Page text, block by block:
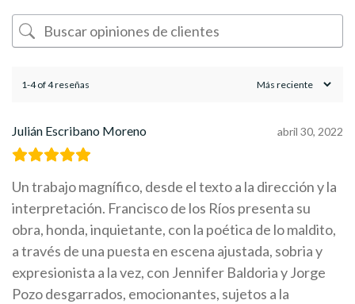
1-4 of 4 reseñas
Julián Escribano Moreno abril 30, 2022
Un trabajo magnífico, desde el texto a la dirección y la
interpretación. Francisco de los Ríos presenta su
obra, honda, inquietante, con la poética de lo maldito,
a través de una puesta en escena ajustada, sobria y
expresionista a la vez, con Jennifer Baldoria y Jorge
Pozo desgarrados, emocionantes, sujetos a la